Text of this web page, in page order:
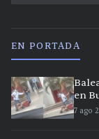
EN PORTADA
en
7 ago